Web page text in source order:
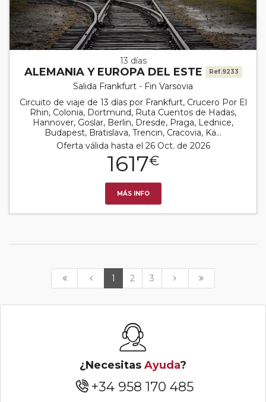
13 días
ALEMANIA Y EUROPA DEL ESTE Ref.9233
Salida Frankfurt - Fin Varsovia
Circuito de viaje de 13 días por Frankfurt, Crucero Por El
Rhin, Colonia, Dortmund, Ruta Cuentos de Hadas,
Hannover, Goslar, Berlin, Dresde, Praga, Lednice,
Budapest, Bratislava, Trencin, Cracovia, Ka...
Oferta válida hasta el 26 Oct. de 2026
1617€
MÁS INFO
1 2 3
¿Necesitas Ayuda?
+34 958 170 485